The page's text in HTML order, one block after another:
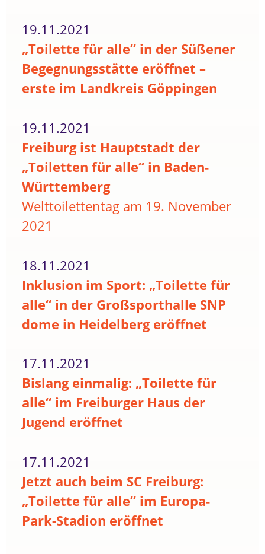
19.11.2021
„Toilette für alle“ in der Süßener
Begegnungsstätte eröffnet –
erste im Landkreis Göppingen
19.11.2021
Freiburg ist Hauptstadt der
„Toiletten für alle“ in Baden-
Württemberg
Welttoilettentag am 19. November
2021
18.11.2021
Inklusion im Sport: „Toilette für
alle“ in der Großsporthalle SNP
dome in Heidelberg eröffnet
17.11.2021
Bislang einmalig: „Toilette für
alle“ im Freiburger Haus der
Jugend eröffnet
17.11.2021
Jetzt auch beim SC Freiburg:
„Toilette für alle“ im Europa-
Park-Stadion eröffnet